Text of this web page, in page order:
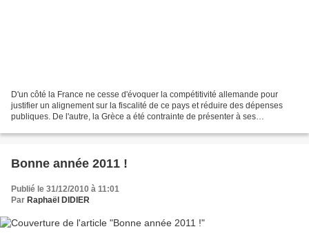
D'un côté la France ne cesse d'évoquer la compétitivité allemande pour
justifier un alignement sur la fiscalité de ce pays et réduire des dépenses
publiques. De l'autre, la Grèce a été contrainte de présenter à ses
Bonne année 2011 !
Publié le 31/12/2010 à 11:01
Par Raphaël DIDIER